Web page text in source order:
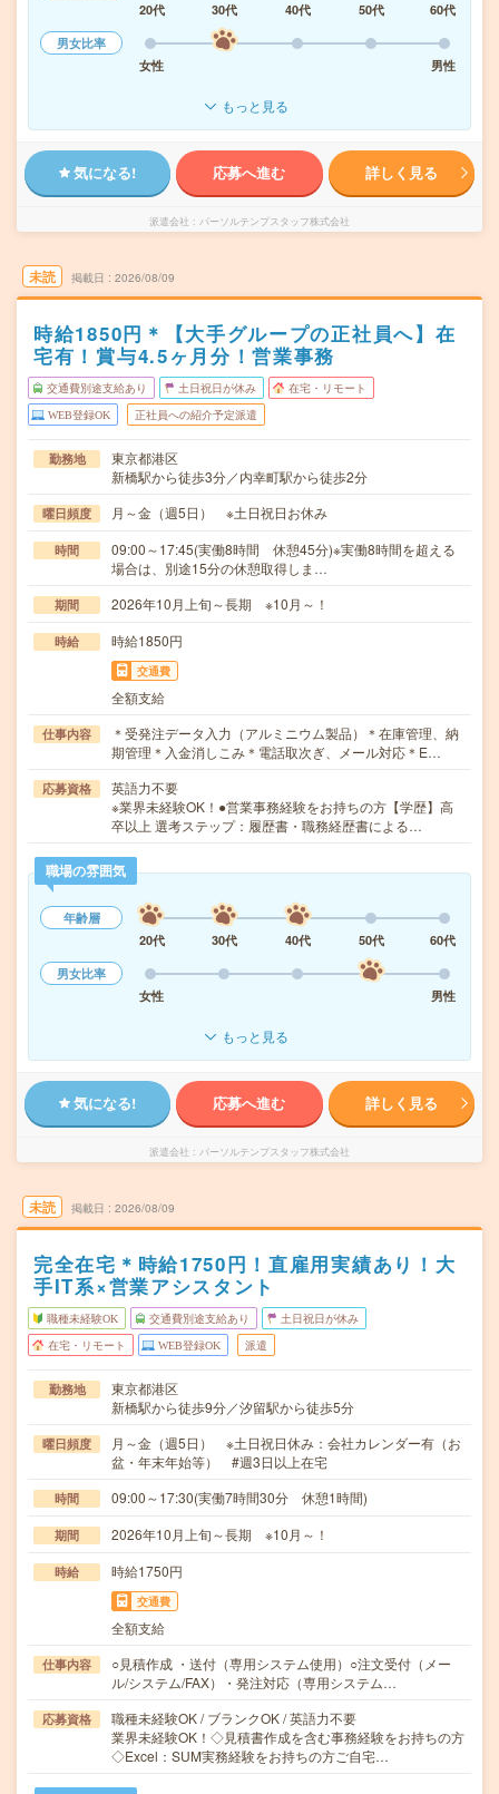
20代
30代 40代 50代
60代
男女比率
女性
男性
もっと見る
気になる! 応募へ進む 詳しく見る
派遣会社 パーソルテンプスタッフ株式会社
未読 掲載日 2026/08/09
時給1850円＊【大手グループの正社員へ】在
宅有！賞与4.5ヶ月分！営業事務
交通費別途支給あり 土日祝日が休み 在宅・リモート
WEB登録OK 正社員への紹介予定派遣
勤務地
東京都港区
新橋駅から徒歩3分／内幸町駅から徒歩2分
曜日頻度 月～金（週5日） ※土日祝日お休み
時間
09:00～17:45(実働8時間 休憩45分)※実働8時間を超える
場合は、別途15分の休憩取得しま…
期間 2026年10月上旬～長期 ※10月～！
時給 時給1850円
交通費
全額支給
仕事内容
＊受発注データ入力（アルミニウム製品）＊在庫管理、納
期管理＊入金消しこみ＊電話取次ぎ、メール対応＊E…
応募資格
英語力不要
※業界未経験OK！●営業事務経験をお持ちの方【学歴】高
卒以上 選考ステップ：履歴書・職務経歴書による…
職場の雰囲気
年齢層
20代
30代 40代 50代
60代
男女比率
女性
男性
もっと見る
気になる! 応募へ進む 詳しく見る
派遣会社 パーソルテンプスタッフ株式会社
未読 掲載日 2026/08/09
完全在宅＊時給1750円！直雇用実績あり！大
手IT系×営業アシスタント
職種未経験OK 交通費別途支給あり 土日祝日が休み
在宅・リモート WEB登録OK 派遣
勤務地
東京都港区
新橋駅から徒歩9分／汐留駅から徒歩5分
曜日頻度
月～金（週5日） ※土日祝日休み：会社カレンダー有（お
盆・年末年始等） #週3日以上在宅
時間 09:00～17:30(実働7時間30分 休憩1時間)
期間 2026年10月上旬～長期 ※10月～！
時給 時給1750円
交通費
全額支給
仕事内容
○見積作成 ・送付（専用システム使用）○注文受付（メー
ル/システム/FAX）・発注対応（専用システム…
応募資格
職種未経験OK / ブランクOK / 英語力不要
業界未経験OK！◇見積書作成を含む事務経験をお持ちの方
◇Excel：SUM実務経験をお持ちの方ご自宅…